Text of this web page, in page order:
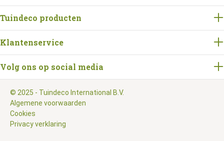
Tuindeco producten
Klantenservice
Volg ons op social media
© 2025 - Tuindeco International B.V.
Algemene voorwaarden
Cookies
Privacy verklaring